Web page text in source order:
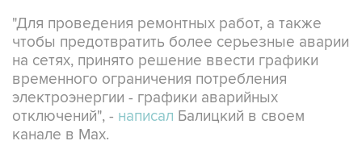
"Для проведения ремонтных работ, а также
чтобы предотвратить более серьезные аварии
на сетях, принято решение ввести графики
временного ограничения потребления
электроэнергии - графики аварийных
отключений", - написал Балицкий в своем
канале в Max.